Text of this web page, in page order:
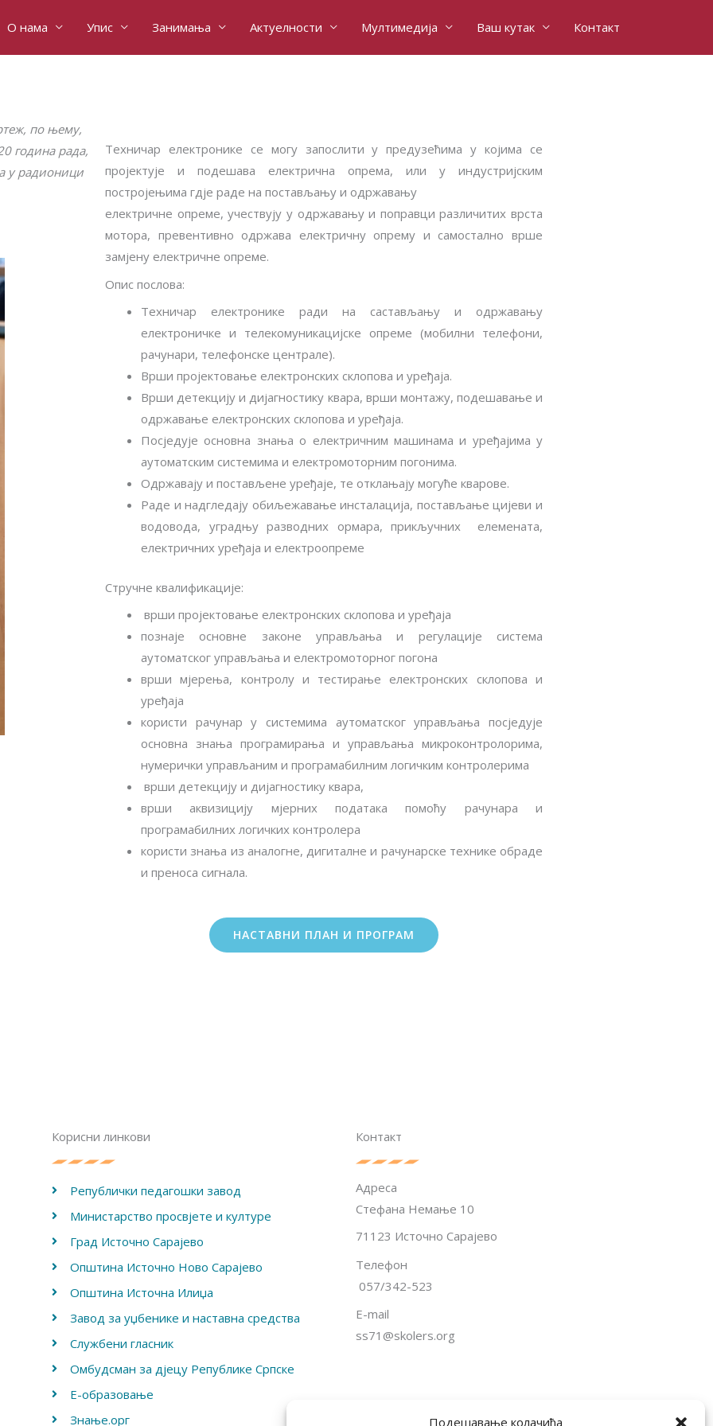
Подешавање колачића
О нама Упис Занимања Актуелности Мултимедија Ваш кутак Контакт
по њему,
година рада,
у радионици
Техничар електронике се могу запослити у предузећима у којима се
пројектује и подешава електрична опрема, или у индустријским
постројењима гдје раде на постављању и одржавању
електричне опреме, учествују у одржавању и поправци различитих врста
мотора, превентивно одржава електричну опрему и самостално врше
замјену електричне опреме.
Опис послова:
Техничар електронике ради на састављању и одржавању
електроничке и телекомуникацијске опреме (мобилни телефони,
рачунари, телефонске централе).
Врши пројектовање електронских склопова и уређаја.
Врши детекцију и дијагностику квара, врши монтажу, подешавање и
одржавање електронских склопова и уређаја.
Посједује основна знања о електричним машинама и уређајима у
аутоматским системима и електромоторним погонима.
Одржавају и постављене уређаје, те отклањају могуће кварове.
Раде и надгледају обиљежавање инсталација, постављање цијеви и
водовода, уградњу разводних ормара, прикључних елемената,
електричних уређаја и електроопреме
Стручне квалификације:
врши пројектовање електронских склопова и уређаја
познаје основне законе управљања и регулације система
аутоматског управљања и електромоторног погона
врши мјерења, контролу и тестирање електронских склопова и
уређаја
користи рачунар у системима аутоматског управљања посједује
основна знања програмирања и управљања микроконтролорима,
нумерички управљаним и програмабилним логичким контролерима
врши детекцију и дијагностику квара,
врши аквизицију мјерних података помоћу рачунара и
програмабилних логичких контролера
користи знања из аналогне, дигиталне и рачунарске технике обраде
и преноса сигнала.
НАСТАВНИ ПЛАН И ПРОГРАМ
Корисни линкови
Републички педагошки завод
Министарство просвјете и културе
Град Источно Сарајево
Општина Источно Ново Сарајево
Општина Источна Илиџа
Завод за уџбенике и наставна средства
Службени гласник
Омбудсман за дјецу Републике Српске
Е-образовање
Знање.орг
Контакт
Адреса
Стефана Немање 10
71123 Источно Сарајево
Телефон
057/342-523
E-mail
ss71@skolers.org